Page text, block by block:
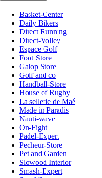
Basket-Center
Daily Bikers
Direct Running
Direct-Volley
Espace Golf
Foot-Store
Galop Store
Golf and co
Handball-Store
House of Rugby
La sellerie de Maé
Made in Paradis
Nauti-wave
On-Fight
Padel-Expert
Pecheur-Store
Pet and Garden
Slowood Interior
Smash-Expert